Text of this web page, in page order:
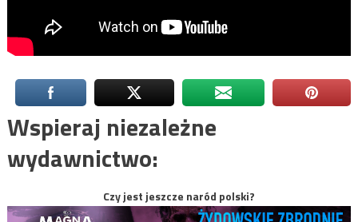
Wspieraj niezależne
wydawnictwo:
Czy jest jeszcze naród polski?